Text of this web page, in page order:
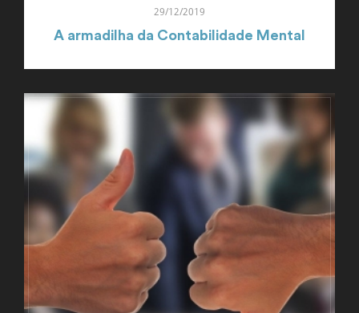
29/12/2019
A armadilha da Contabilidade Mental